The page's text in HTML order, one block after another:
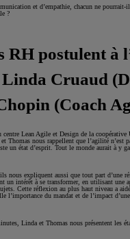
et d’empathie, chacun ne
?
RH postulent à
Cruaud
(Coach
centre Lean Agile et Design de la
Thomas nous rappellent que l’agilité n’est
un état d’esprit. Tout le monde aurait à y
nous expliquent aussi que tout part d’une
un intérêt à se transformer, en utilisant une
Cette réflexion au plus haut niveau a
l’importance du mandat et de l’impact
Linda et Thomas nous présentent les